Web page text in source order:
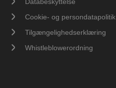
Cookie- og persondatapolitik
Tilgængelighedserklæring
Whistleblowerordning